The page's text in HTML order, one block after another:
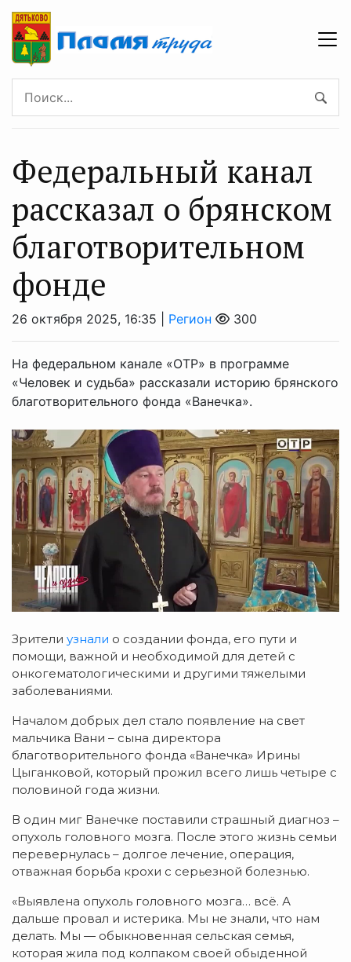
Федеральный канал
рассказал о брянском
благотворительном
фонде
26 октября 2025, 16:35 | Регион 300
На федеральном канале «ОТР» в программе
«Человек и судьба» рассказали историю брянского
благотворительного фонда «Ванечка».
Зрители узнали о создании фонда, его пути и
помощи, важной и необходимой для детей с
онкогематологическими и другими тяжелыми
заболеваниями.
Началом добрых дел стало появление на свет
мальчика Вани – сына директора
благотворительного фонда «Ванечка» Ирины
Цыганковой, который прожил всего лишь четыре с
половиной года жизни.
В один миг Ванечке поставили страшный диагноз –
опухоль головного мозга. После этого жизнь семьи
перевернулась – долгое лечение, операция,
отважная борьба крохи с серьезной болезнью.
«Выявлена опухоль головного мозга… всё. А
дальше провал и истерика. Мы не знали, что нам
делать. Мы — обыкновенная сельская семья,
которая жила под колпаком своей обыденной